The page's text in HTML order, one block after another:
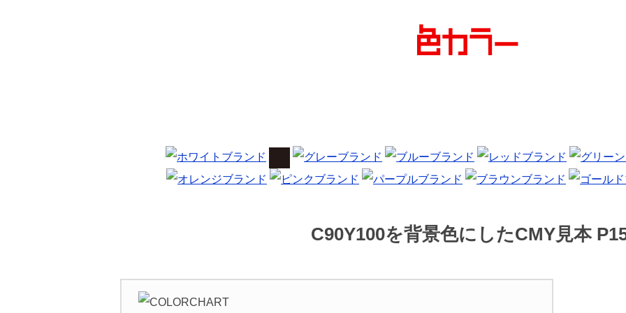
C90Y100を背景色にしたCMY見本